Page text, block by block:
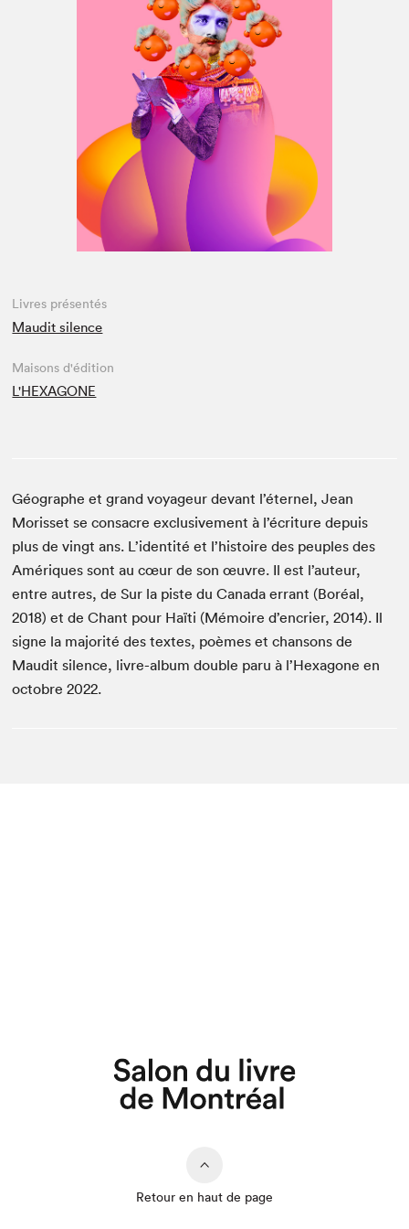
Livres présentés
Maudit silence
Maisons d'édition
L'HEXAGONE
Géographe et grand voyageur devant l’éternel, Jean
Morisset se consacre exclusivement à l’écriture depuis
plus de vingt ans. L’identité et l’histoire des peuples des
Amériques sont au cœur de son œuvre. Il est l’auteur,
entre autres, de Sur la piste du Canada errant (Boréal,
2018) et de Chant pour Haïti (Mémoire d’encrier, 2014). Il
signe la majorité des textes, poèmes et chansons de
Maudit silence, livre-album double paru à l’Hexagone en
octobre 2022.
Retour en haut de page